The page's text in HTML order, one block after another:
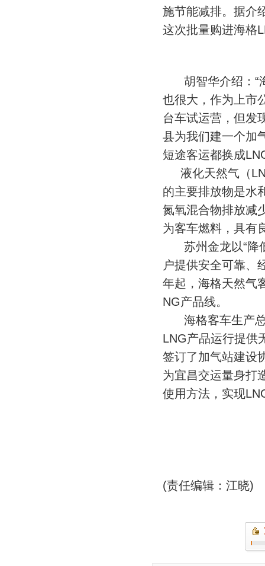
施节能减排。据介
这次批量购进海格
胡智华介绍：“
也很大，作为上市
台车试运营，但发
县为我们建一个加
短途客运都换成
液化天然气（
的主要排放物是水
氮氧混合物排放减
为客车燃料，具有
苏州金龙以“降
户提供安全可靠、
年起，海格天然气
NG产品线。
海格客车生产总
LNG产品运行提供
签订了加气站建设
为宜昌交运量身打
使用方法，实现
(责任编辑：江晓)